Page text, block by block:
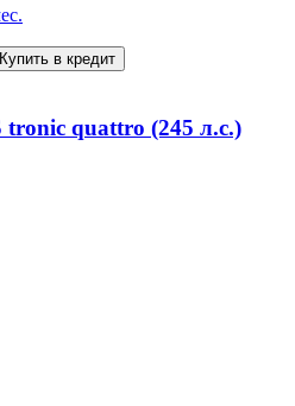
Купить в кредит
quattro (245 л.с.)